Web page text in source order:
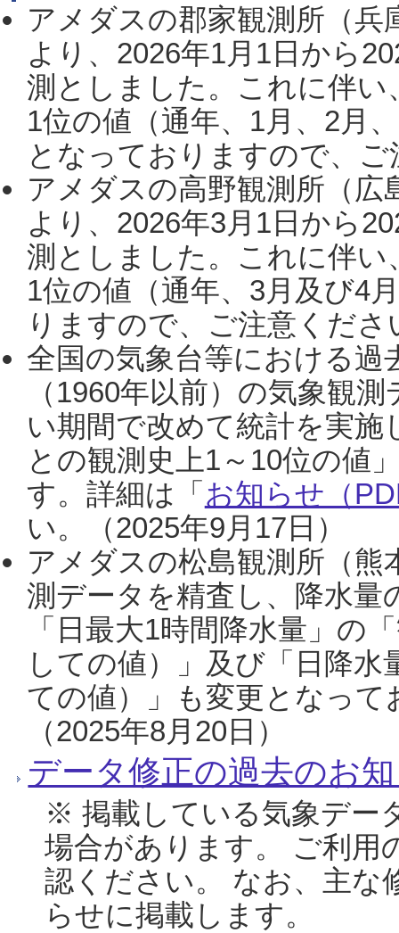
アメダスの郡家観測所（
より、2026年1月1日から
測としました。これに伴い
1位の値（通年、1月、2月
となっておりますので、
アメダスの高野観測所（
より、2026年3月1日から
測としました。これに伴い
1位の値（通年、3月及び4
りますので、ご注意くだ
全国の気象台等における過
（1960年以前）の気象観
い期間で改めて統計を実
との観測史上1～10位の値
す。詳細は「 お知らせ（
い。（2025年9月17日）
アメダスの松島観測所（熊
測データを精査し、降水
「日最大1時間降水量」の
しての値）」及び「日降
ての値）」も変更となっ
（2025年8月20日）
データ修正の過去のお
※ 掲載している気象デー
場合があります。 ご利用
認ください。 なお、主な
らせに掲載します。